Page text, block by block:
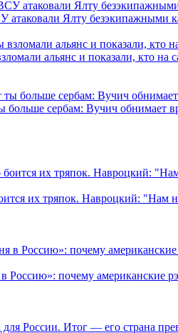
атаковали Ялту безэкипажными
альянс и показали, кто на
больше сербам: Вучич обнимает
их тряпок. Навроцкий: "Нам
Россию»: почему американские